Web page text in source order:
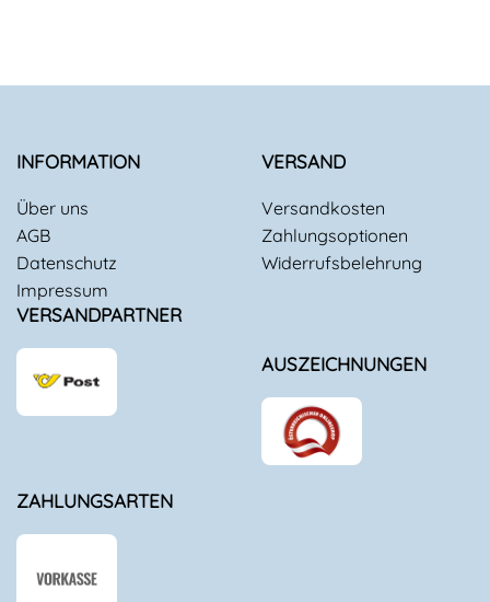
INFORMATION
Über uns
AGB
Datenschutz
Impressum
VERSAND
Versandkosten
Zahlungsoptionen
Widerrufsbelehrung
VERSANDPARTNER
AUSZEICHNUNGEN
ZAHLUNGSARTEN